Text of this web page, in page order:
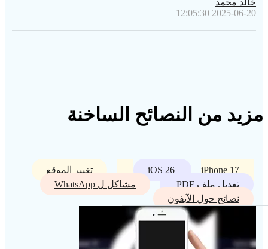
2025-06-20 12:05:30
مزيد من النصائح الساخنة
iOS 26 iPhone 17
تغيير الموقع
تعديل ملف PDF
مشاكل ل WhatsApp
نصائح حول الآيفون